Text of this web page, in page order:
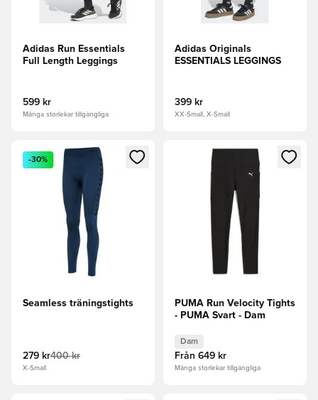
Adidas Run Essentials
Full Length Leggings
599 kr
Många storlekar tillgängliga
Adidas Originals
ESSENTIALS LEGGINGS
399 kr
XX-Small, X-Small
Öppnar en Modal för att logga in eller registrera dig som
-30%
Seamless träningstights
279 kr400 kr
X-Small
Öppnar en Modal för att
PUMA Run Velocity Tights
- PUMA Svart - Dam
Dam
Från 649 kr
Många storlekar tillgängliga